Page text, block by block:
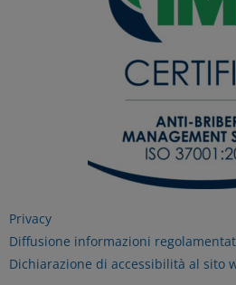
Privacy
Diffusione informazioni
Dichiarazione di accessibilità al sito
in assenza di cookie o altri
tracciamento diversi da
Per maggiori informazioni
Informativa sui dati